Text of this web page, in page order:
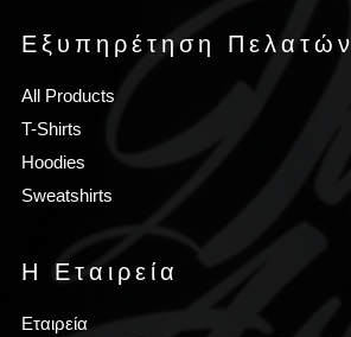
Εξυπηρέτηση Πελατών
All Products
T-Shirts
Hoodies
Sweatshirts
Η Εταιρεία
Εταιρεία